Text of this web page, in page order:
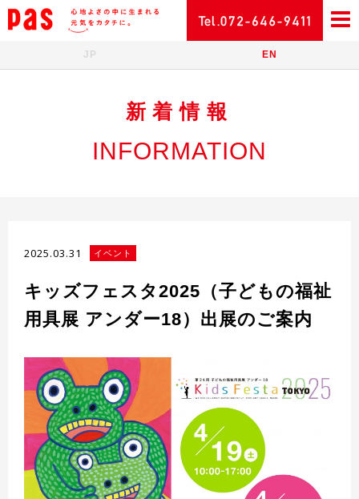
JP EN
新着情報
INFORMATION
2025.03.31 イベント
キッズフェスタ2025（子どもの福祉
用具展 アンダー18）出展のご案内